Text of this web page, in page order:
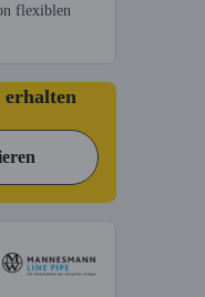
flexiblen
erhalten